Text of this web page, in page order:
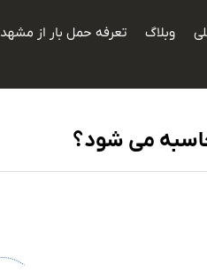
وبلاگ تعرفه حمل بار از مشهد
می شود؟